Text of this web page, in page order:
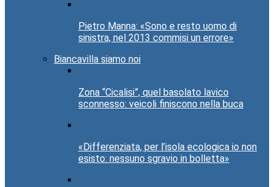
Pietro Manna: «Sono e resto uomo di
sinistra, nel 2013 commisi un errore»
Biancavilla siamo noi
Zona “Cicalisi”, quel basolato lavico
sconnesso: veicoli finiscono nella buca
«Differenziata, per l’isola ecologica io non
esisto: nessuno sgravio in bolletta»